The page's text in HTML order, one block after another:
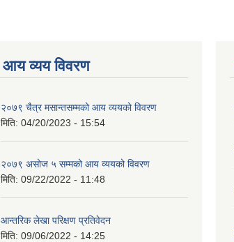
आय व्यय विवरण
२०७९ चैत्र मसान्तसम्मको आय व्ययको विवरण
मिति: 04/20/2023 - 15:54
२०७९ असोज ५ सम्मको आय व्ययको विवरण
मिति: 09/22/2022 - 11:48
आन्तरिक लेखा परिक्षण प्रतिवेदन
मिति: 09/06/2022 - 14:25